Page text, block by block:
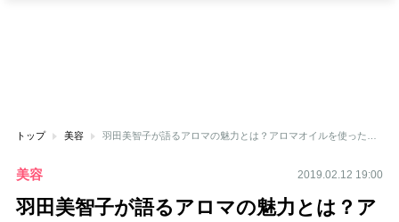
トップ 美容
美容 2019.02.12 19:00
羽田美智子が語るアロマの魅力とは？ア